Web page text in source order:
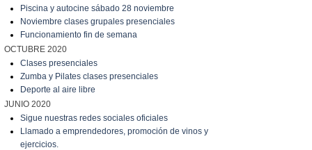
Piscina y autocine sábado 28 noviembre
Noviembre clases grupales presenciales
Funcionamiento fin de semana
OCTUBRE 2020
Clases presenciales
Zumba y Pilates clases presenciales
Deporte al aire libre
JUNIO 2020
Sigue nuestras redes sociales oficiales
Llamado a emprendedores, promoción de vinos y
ejercicios.